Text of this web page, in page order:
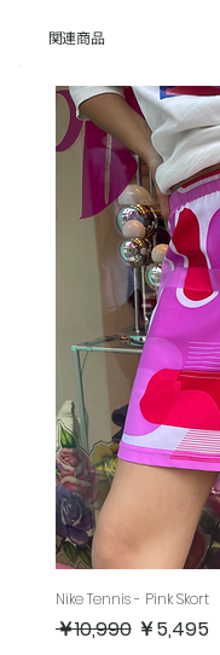
関連商品
Nike Tennis - Pink Skort
通常価格
￥10,990 セール価格
￥5,495